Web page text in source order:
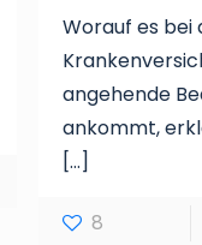
Worauf es
angehende
ankommt,
[…]
8